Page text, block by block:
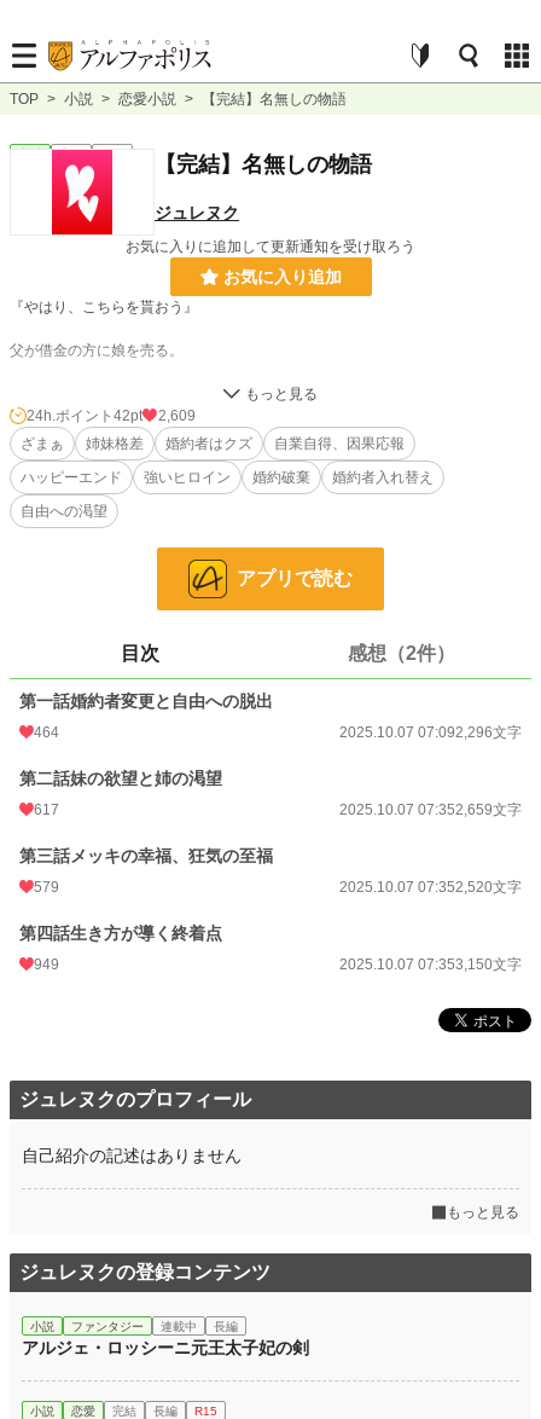
TOP > 小説 > 恋愛小説 > 【完結】名無しの物語
完結 短編 【完結】名無しの物語
ジュレヌク
お気に入りに追加して更新通知を受け取ろう
お気に入り追加
『やはり、こちらを貰おう』
父が借金の方に娘を売る。
美人で華やかな異母妹は、16歳。
45歳の男は、姉ではなく妹を選んだ。
侯爵家令嬢として生まれた姉は、家族を捨てる計画を立てていた。
甘い汁を吸い付くし、次の宿主を求め、異母妹と義母は、姉の婚約者を奪った。
男は、すべてを知った上で、妹を選んだ。
登場人物に、名前はない。
それでも、彼らは、物語を奏でる。
小説 17,361 位 / 228,704 件
恋愛
お気に入り 174
文字数 10,625
週間ポイント 514 pt (14,286 位)
月間ポイント 6,126 pt (7,073 位)
24h.ポイント 42pt
2,609
ざまぁ
姉妹格差 婚約者はクズ
自業自得、因果応報
ハッピーエンド
強いヒロイン 婚約破棄
婚約者入れ替え
自由への渇望
アプリで読む
目次 感想（2件）
第一話婚約者変更と自由への脱出
464 2025.10.07 07:092,296文字
第二話妹の欲望と姉の渇望
617 2025.10.07 07:352,659文字
第三話メッキの幸福、狂気の至福
579 2025.10.07 07:352,520文字
第四話生き方が導く終着点
949 2025.10.07 07:353,150文字
ジュレヌクのプロフィール
自己紹介の記述はありません
もっと見る
ジュレヌクの登録コンテンツ
小説 ファンタジー 連載中 長編
アルジェ・ロッシーニ元王太子妃の剣
小説 恋愛 完結 長編 R15